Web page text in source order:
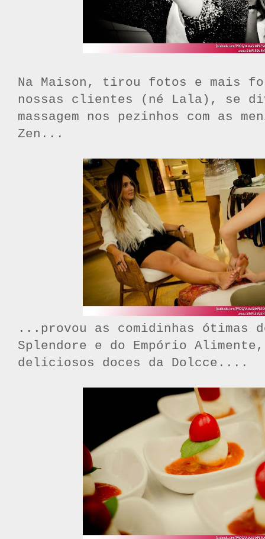
Na Maison, tirou fotos e mais
nossas clientes (né Lala), se
massagem nos pezinhos com as
Zen...
...provou as comidinhas ótimas
Splendore e do Empório
deliciosos doces da Dolcce....